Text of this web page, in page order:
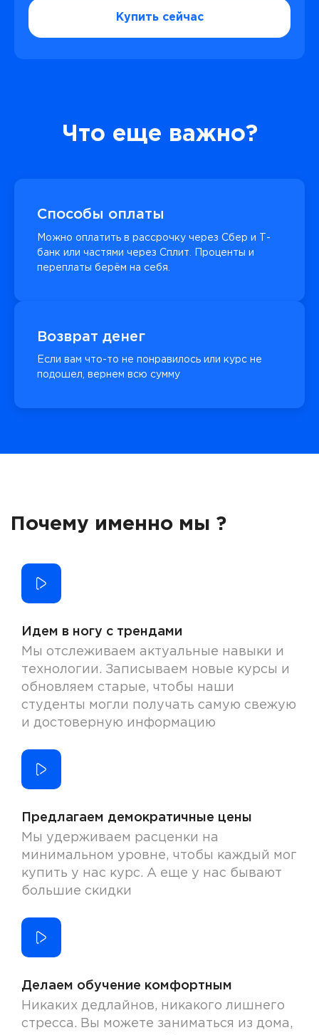
Купить сейчас
Что еще важно?
Способы оплаты
Можно оплатить в рассрочку через Сбер и Т-
банк или частями через Сплит. Проценты и
переплаты берём на себя.
Возврат денег
Если вам что-то не понравилось или курс не
подошел, вернем всю сумму
Почему именно мы ?
Идем в ногу с трендами
Мы отслеживаем актуальные навыки и
технологии. Записываем новые курсы и
обновляем старые, чтобы наши
студенты могли получать самую свежую
и достоверную информацию
Предлагаем демократичные цены
Мы удерживаем расценки на
минимальном уровне, чтобы каждый мог
купить у нас курс. А еще у нас бывают
большие скидки
Делаем обучение комфортным
Никаких дедлайнов, никакого лишнего
стресса. Вы можете заниматься из дома,